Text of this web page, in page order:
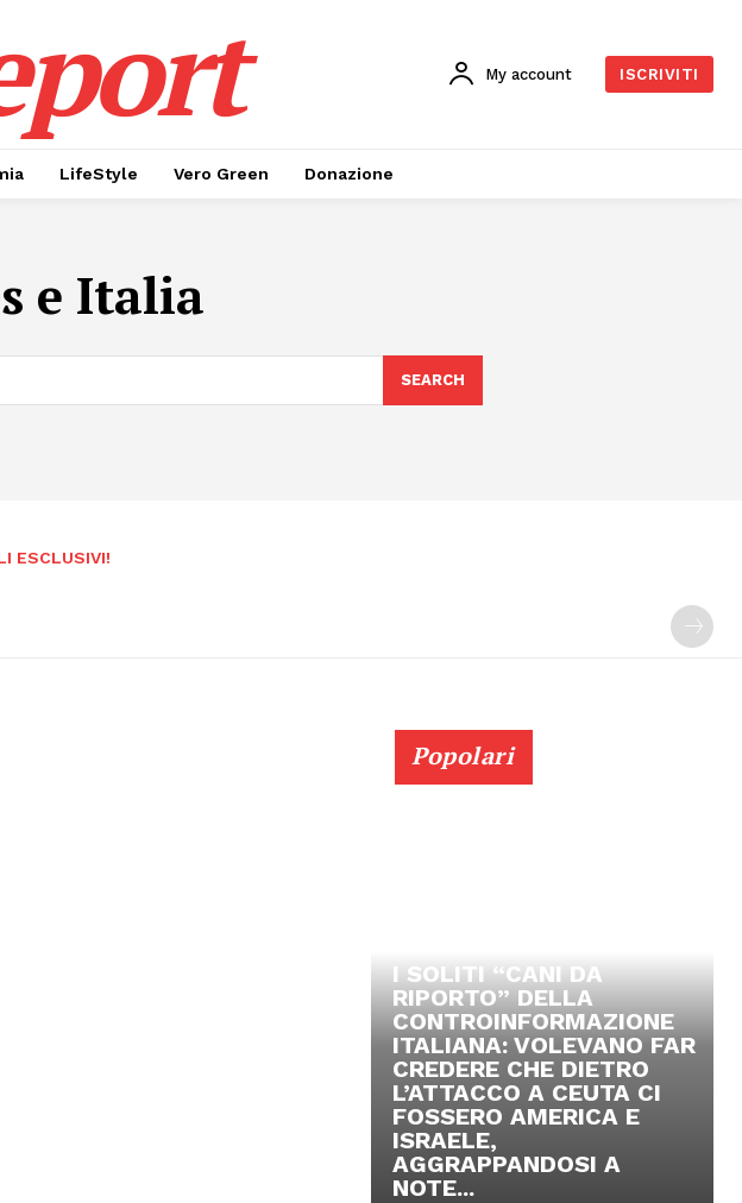
My account ISCRIVITI
LifeStyle Vero Green Donazione
e Italia
SEARCH
ESCLUSIVI!
Popolari
I SOLITI “CANI DA
RIPORTO” DELLA
CONTROINFORMAZIONE
ITALIANA: VOLEVANO FAR
CREDERE CHE DIETRO
L’ATTACCO A CEUTA CI
FOSSERO AMERICA E
ISRAELE,
AGGRAPPANDOSI A
NOTE...